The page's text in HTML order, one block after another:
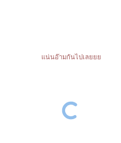
แน่นอ๊ามกันไปเลยยย